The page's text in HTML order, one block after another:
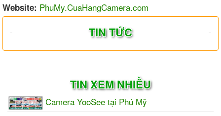
Website: PhuMy.CuaHangCamera.com
TIN TỨC
TIN XEM NHIỀU
Camera YooSee tại Phú Mỹ